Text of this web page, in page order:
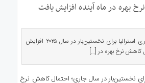
بهره در ماه آینده افزایش یافت
صدای استرالیا– نرخ بیکاری استرالیا برای نخستین‌بار در سال ۲۰۲۵ افزایش
کاهش نرخ بهره در […]